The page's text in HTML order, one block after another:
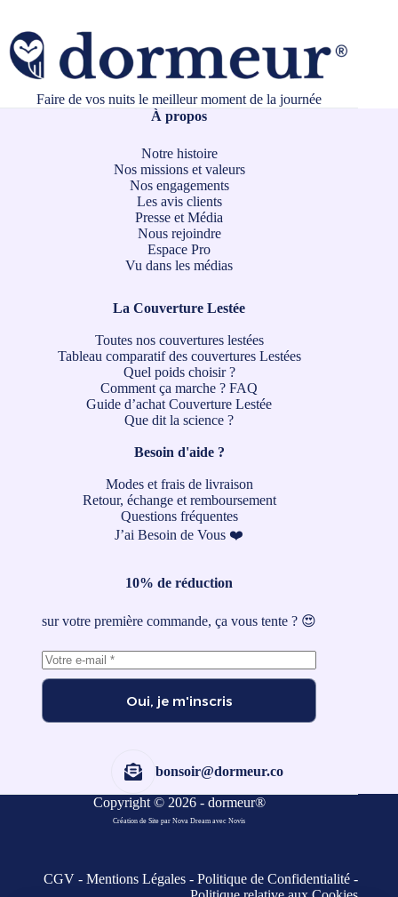
Faire de vos nuits le meilleur moment de la journée
À propos
Notre histoire
Nos missions et valeurs
Nos engagements
Les avis clients
Presse et Média
Nous rejoindre
Espace Pro
Vu dans les médias
La Couverture Lestée
Toutes nos couvertures lestées
Tableau comparatif des couvertures Lestées
Quel poids choisir ?
Comment ça marche ? FAQ
Guide d’achat Couverture Lestée
Que dit la science ?
Besoin d'aide ?
Modes et frais de livraison
Retour, échange et remboursement
Questions fréquentes
J’ai Besoin de Vous ❤️
10% de réduction
sur votre première commande, ça vous tente ? 😍
Oui, je m'inscris
bonsoir@dormeur.co
Copyright © 2026 - dormeur®
Création de Site par Nova Dream avecNovis
CGV -Mentions Légales -Politique de Confidentialité -